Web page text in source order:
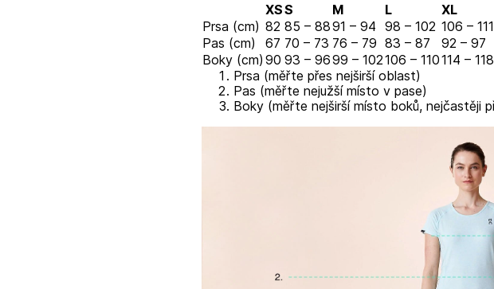
XSS M L
XL
Prsa (cm) 82 85 – 8891 – 94 98 – 102 106 – 111
Pas (cm)
67 70 – 73 76 – 79 83 – 87
92 – 97
Boky (cm) 90 93 – 9699 – 102106 – 110114 – 118
Prsa (měřte přes nejširší oblast)
Pas (měřte nejužší místo v pase)
Boky (měřte nejširší místo boků, nejčastěji